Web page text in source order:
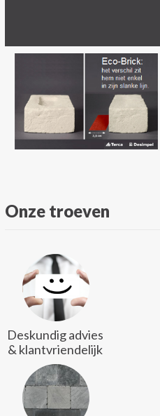
Onze troeven
Deskundig advies
& klantvriendelijk